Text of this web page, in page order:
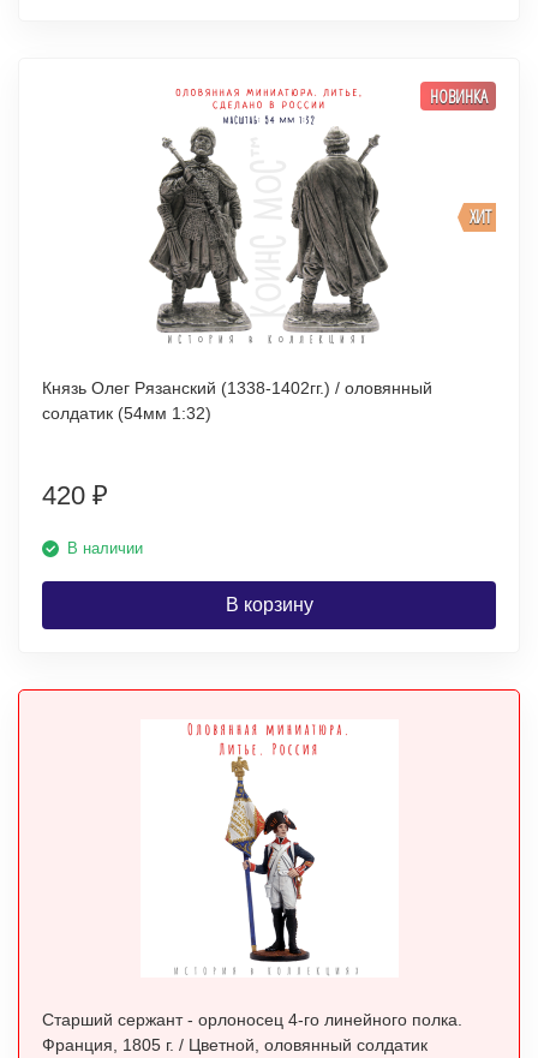
ХИТ
НОВИНКА
Князь Олег Рязанский (1338-1402гг.) / оловянный
солдатик (54мм 1:32)
420 ₽
В наличии
В корзину
Старший сержант - орлоносец 4-го линейного полка.
Франция, 1805 г. / Цветной, оловянный солдатик